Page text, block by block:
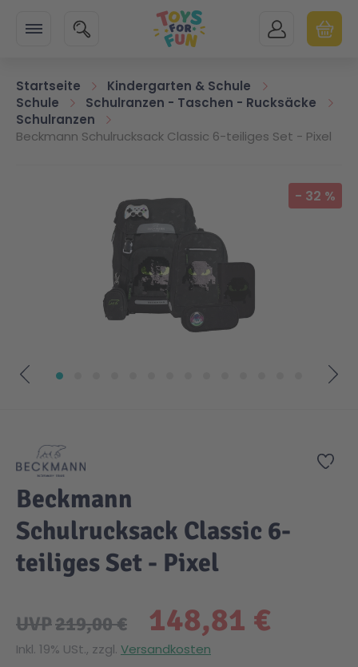
SUCHE MEIN KONTO
Startseite
Kindergarten & Schule
Schule
Schulranzen - Taschen - Rucksäcke
Schulranzen
Beckmann Schulrucksack Classic 6-teiliges Set - Pixel
- 32 %
Zur
Beckmann
Schulrucksack Classic 6-
teiliges Set - Pixel
148,81 €
UVP219,00 €
Inkl. 19% USt., zzgl. Versandkosten